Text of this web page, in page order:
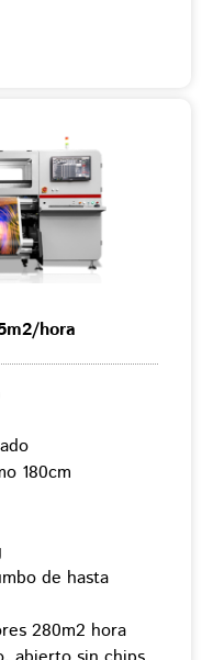
hora
180cm
de hasta
280m2 hora